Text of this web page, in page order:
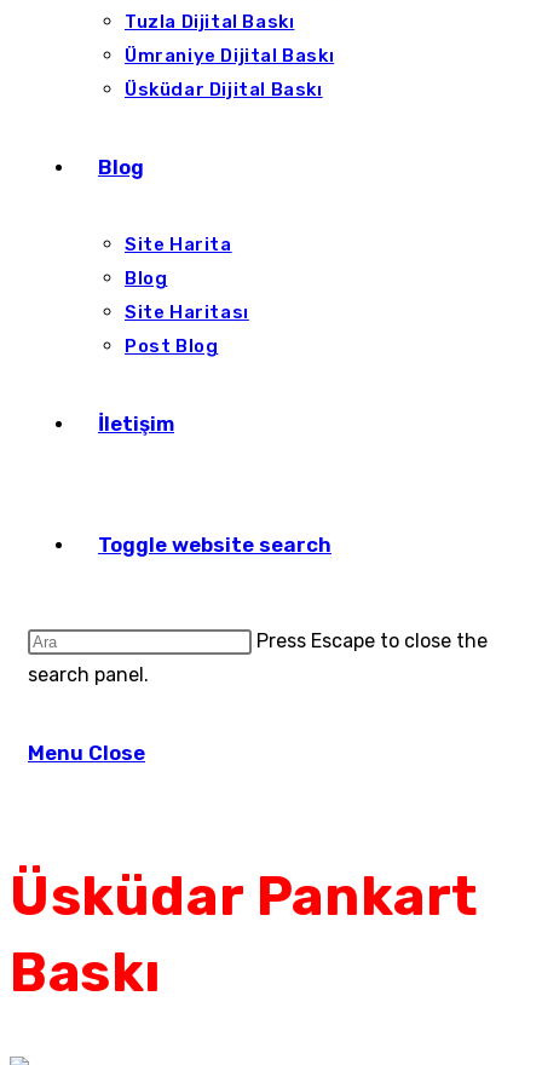
Tuzla Dijital Baskı
Ümraniye Dijital Baskı
Üsküdar Dijital Baskı
Blog
Site Harita
Blog
Site Haritası
Post Blog
İletişim
Toggle website search
Press Escape to close the
search panel.
Menu Close
Üsküdar Pankart
Baskı